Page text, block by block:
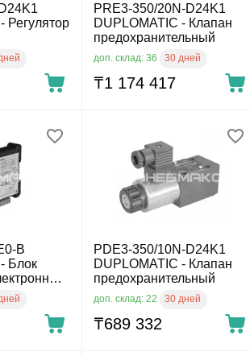
Регулятор
PRE3-350/20N-D24K1
DUPLOMATIC - Клапан
предохранительный
доп. склад: 36 30 дней
₸1 174 417
B
Блок
PDE3-350/10N-D24K1
DUPLOMATIC - Клапан
предохранительный
доп. склад: 22 30 дней
₸689 332